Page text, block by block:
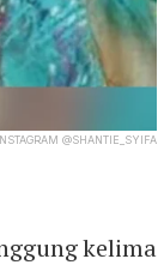
@SHANTIE_SYIFA
kelima